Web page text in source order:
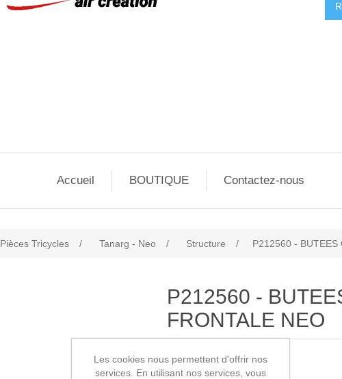
Accueil BOUTIQUE Contactez-nous
Pièces Tricycles / Tanarg - Neo / Structure / P212560 - BUTEES
P212560 -
FRONTALE NEO
SKU: P212560
Les cookies nous permettent d'offrir nos
services. En utilisant nos services, vous